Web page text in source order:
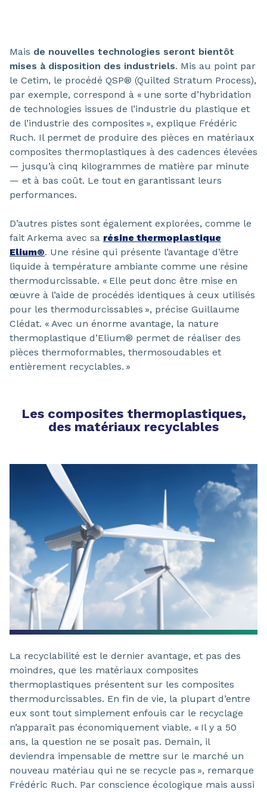
Mais de nouvelles technologies seront bientôt
mises à disposition des industriels. Mis au point par
le Cetim, le procédé QSP® (Quilted Stratum Process),
par exemple, correspond à « une sorte d’hybridation
de technologies issues de l’industrie du plastique et
de l’industrie des composites », explique Frédéric
Ruch. Il permet de produire des pièces en matériaux
composites thermoplastiques à des cadences élevées
— jusqu’à cinq kilogrammes de matière par minute
— et à bas coût. Le tout en garantissant leurs
performances.
D’autres pistes sont également explorées, comme le
fait Arkema avec sa résine thermoplastique
Elium®. Une résine qui présente l’avantage d’être
liquide à température ambiante comme une résine
thermodurcissable. « Elle peut donc être mise en
œuvre à l’aide de procédés identiques à ceux utilisés
pour les thermodurcissables », précise Guillaume
Clédat. « Avec un énorme avantage, la nature
thermoplastique d’Elium® permet de réaliser des
pièces thermoformables, thermosoudables et
entièrement recyclables. »
Les composites thermoplastiques,
des matériaux recyclables
La recyclabilité est le dernier avantage, et pas des
moindres, que les matériaux composites
thermoplastiques présentent sur les composites
thermodurcissables. En fin de vie, la plupart d’entre
eux sont tout simplement enfouis car le recyclage
n’apparaît pas économiquement viable. « Il y a 50
ans, la question ne se posait pas. Demain, il
deviendra impensable de mettre sur le marché un
nouveau matériau qui ne se recycle pas », remarque
Frédéric Ruch. Par conscience écologique mais aussi